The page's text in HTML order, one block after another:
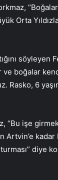
Orta
söyleyen
ve boğalar
Rasko, 6
“Bu işe
Artvin’e
diye